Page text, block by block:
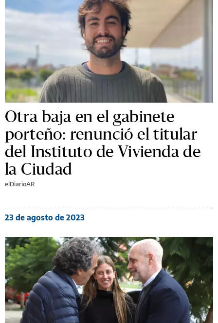
Otra baja en el gabinete
porteño: renunció el titular
del Instituto de Vivienda de
la Ciudad
elDiarioAR
23 de agosto de 2023